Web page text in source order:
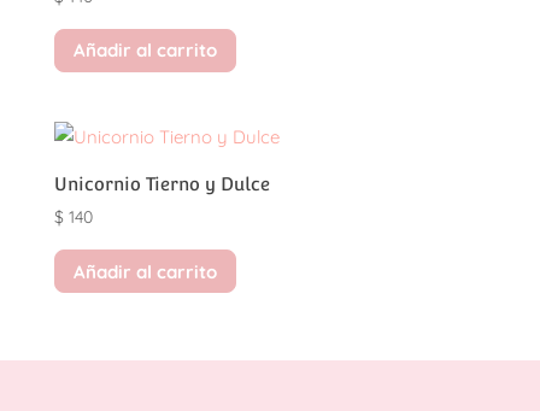
Añadir al carrito
Unicornio Tierno y Dulce
$140
Añadir al carrito